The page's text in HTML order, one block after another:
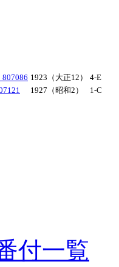
1923（大正12）
4-E
1927（昭和2） 1-C
付一覧